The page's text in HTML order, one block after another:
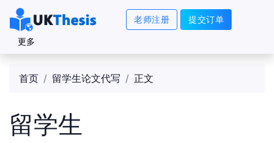
老师注册 提交订单
更多
首页 留学生论文代写 正文
留学生